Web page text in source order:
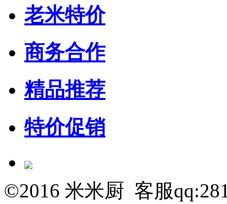
老米特价
商务合作
精品推荐
特价促销
©2016 米米厨 客服